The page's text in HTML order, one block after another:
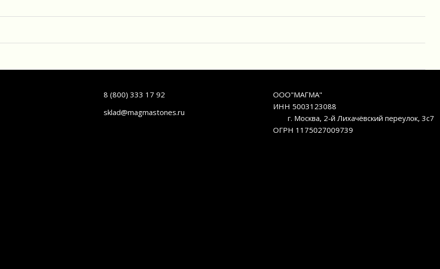
8 (800) 333 17 92
sklad@magmastones.ru
ООО"МАГМА"
ИНН 5003123088
г. Москва, 2-й Лихачёвский переулок, 3с7
ОГРН 1175027009739